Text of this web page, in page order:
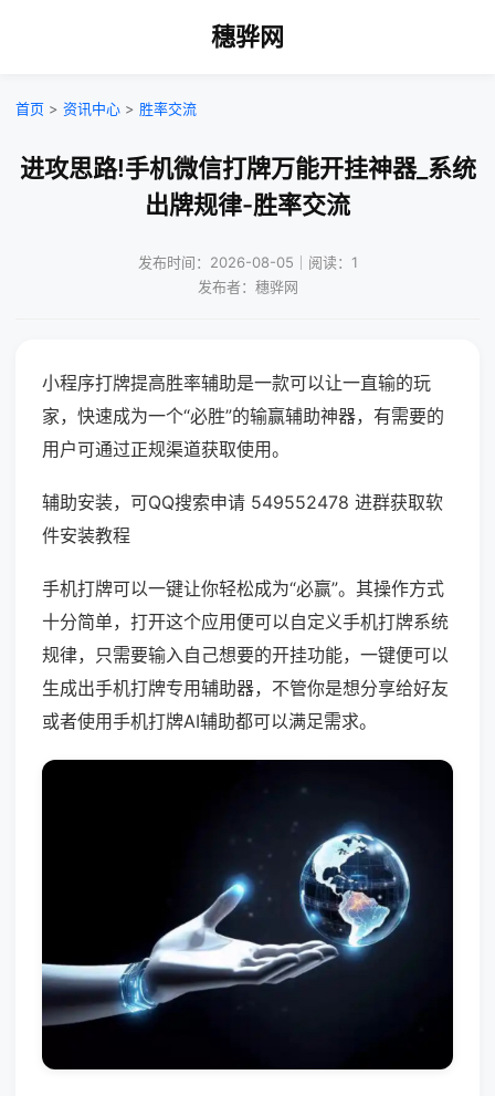
穗骅网
首页 > 资讯中心 > 胜率交流
进攻思路!手机微信打牌万能开挂神器_系统
出牌规律-胜率交流
发布时间：2026-08-05｜阅读：1
发布者：穗骅网
小程序打牌提高胜率辅助是一款可以让一直输的玩
家，快速成为一个“必胜”的输赢辅助神器，有需要的
用户可通过正规渠道获取使用。
辅助安装，可QQ搜索申请 549552478 进群获取软
件安装教程
手机打牌可以一键让你轻松成为“必赢”。其操作方式
十分简单，打开这个应用便可以自定义手机打牌系统
规律，只需要输入自己想要的开挂功能，一键便可以
生成出手机打牌专用辅助器，不管你是想分享给好友
或者使用手机打牌AI辅助都可以满足需求。